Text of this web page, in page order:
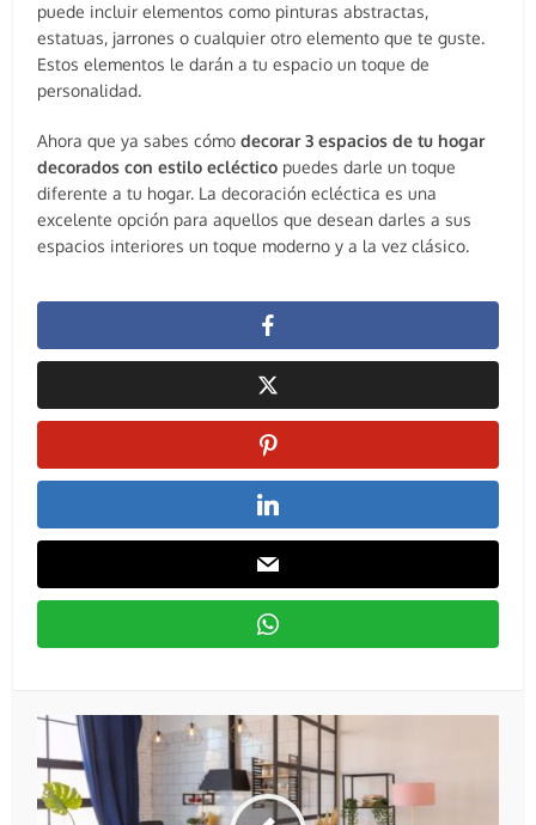
puede incluir elementos como pinturas abstractas,
estatuas, jarrones o cualquier otro elemento que te guste.
Estos elementos le darán a tu espacio un toque de
personalidad.
Ahora que ya sabes cómodecorar 3 espacios de tu hogar
decorados con estilo ecléctico puedes darle un toque
diferente a tu hogar. La decoración ecléctica es una
excelente opción para aquellos que desean darles a sus
espacios interiores un toque moderno y a la vez clásico.